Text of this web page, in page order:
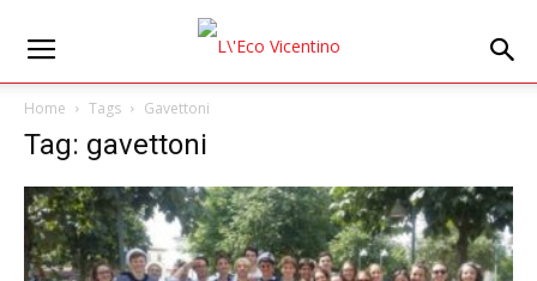
Home Tags Gavettoni
Tag: gavettoni